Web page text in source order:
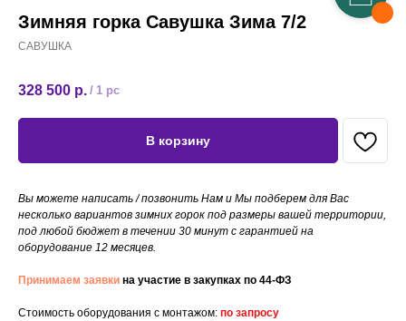
Зимняя горка Савушка Зима 7/2
САВУШКА
328 500 р. / 1 pc
В корзину
Вы можете написать / позвонить Нам и Мы подберем для Вас
несколько вариантов зимних горок под размеры вашей территории,
под любой бюджет в течении 30 минут с гарантией на
оборудование 12 месяцев.
Принимаем заявки на участие в закупках по 44-ФЗ
Стоимость оборудования с монтажом: по запросу